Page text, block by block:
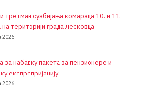
третман сузбијања комараца 10. и 11.
на територији града Лесковца
2026.
за набавку пакета за пензионере и
експропријацију
2026.